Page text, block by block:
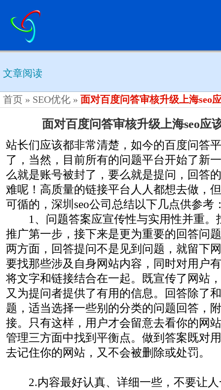
文章阅读
首页 » SEO优化 » 面对百度问答审核升级上海seo
面对百度问答审核升级上海seo应
站长们应该都非常清楚，如今的百度问答
了，当然，目前所有的问题平台开始了新
么就是账号被封了，要么就是提问，回答
难呢！高质量的链接平台人人都想去做，
可循的，深圳seo公司总结以下几点供参考
1、问题答案应宣传性与实用性并重。
推广第一步，接下来是更为重要的回答问
两方面，回答提问不是见到问题，就留下
要找那些涉及自身网站内容，同时对用户
将文字和链接结合在一起。既宣传了网站
又为提问者提供了有用的信息。回答除了
题，适当选择一些别的分类的问题回答，
接。只有这样，用户才会留意去看你的网
管理三方面中找到平衡点。做到答案既对
去记住你的网站，又不会被删除或处罚。
2.内容最好认真、详细一些，不要让人